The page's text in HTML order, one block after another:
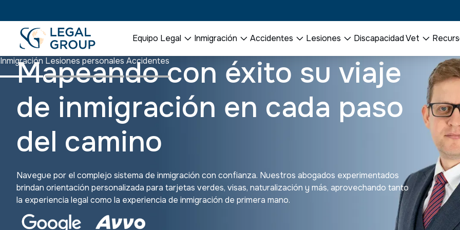
Equipo Legal Inmigración Accidentes Lesiones Discapacidad Vet
con éxito su viaje
inmigración en cada paso
camino
por el complejo sistema de inmigración con confianza. Nuestros abogados experimentados
orientación personalizada para tarjetas verdes, visas, naturalización y más, aprovechando tanto
legal como la experiencia de inmigración de primera mano.
Inmigración Lesiones personales Accidentes